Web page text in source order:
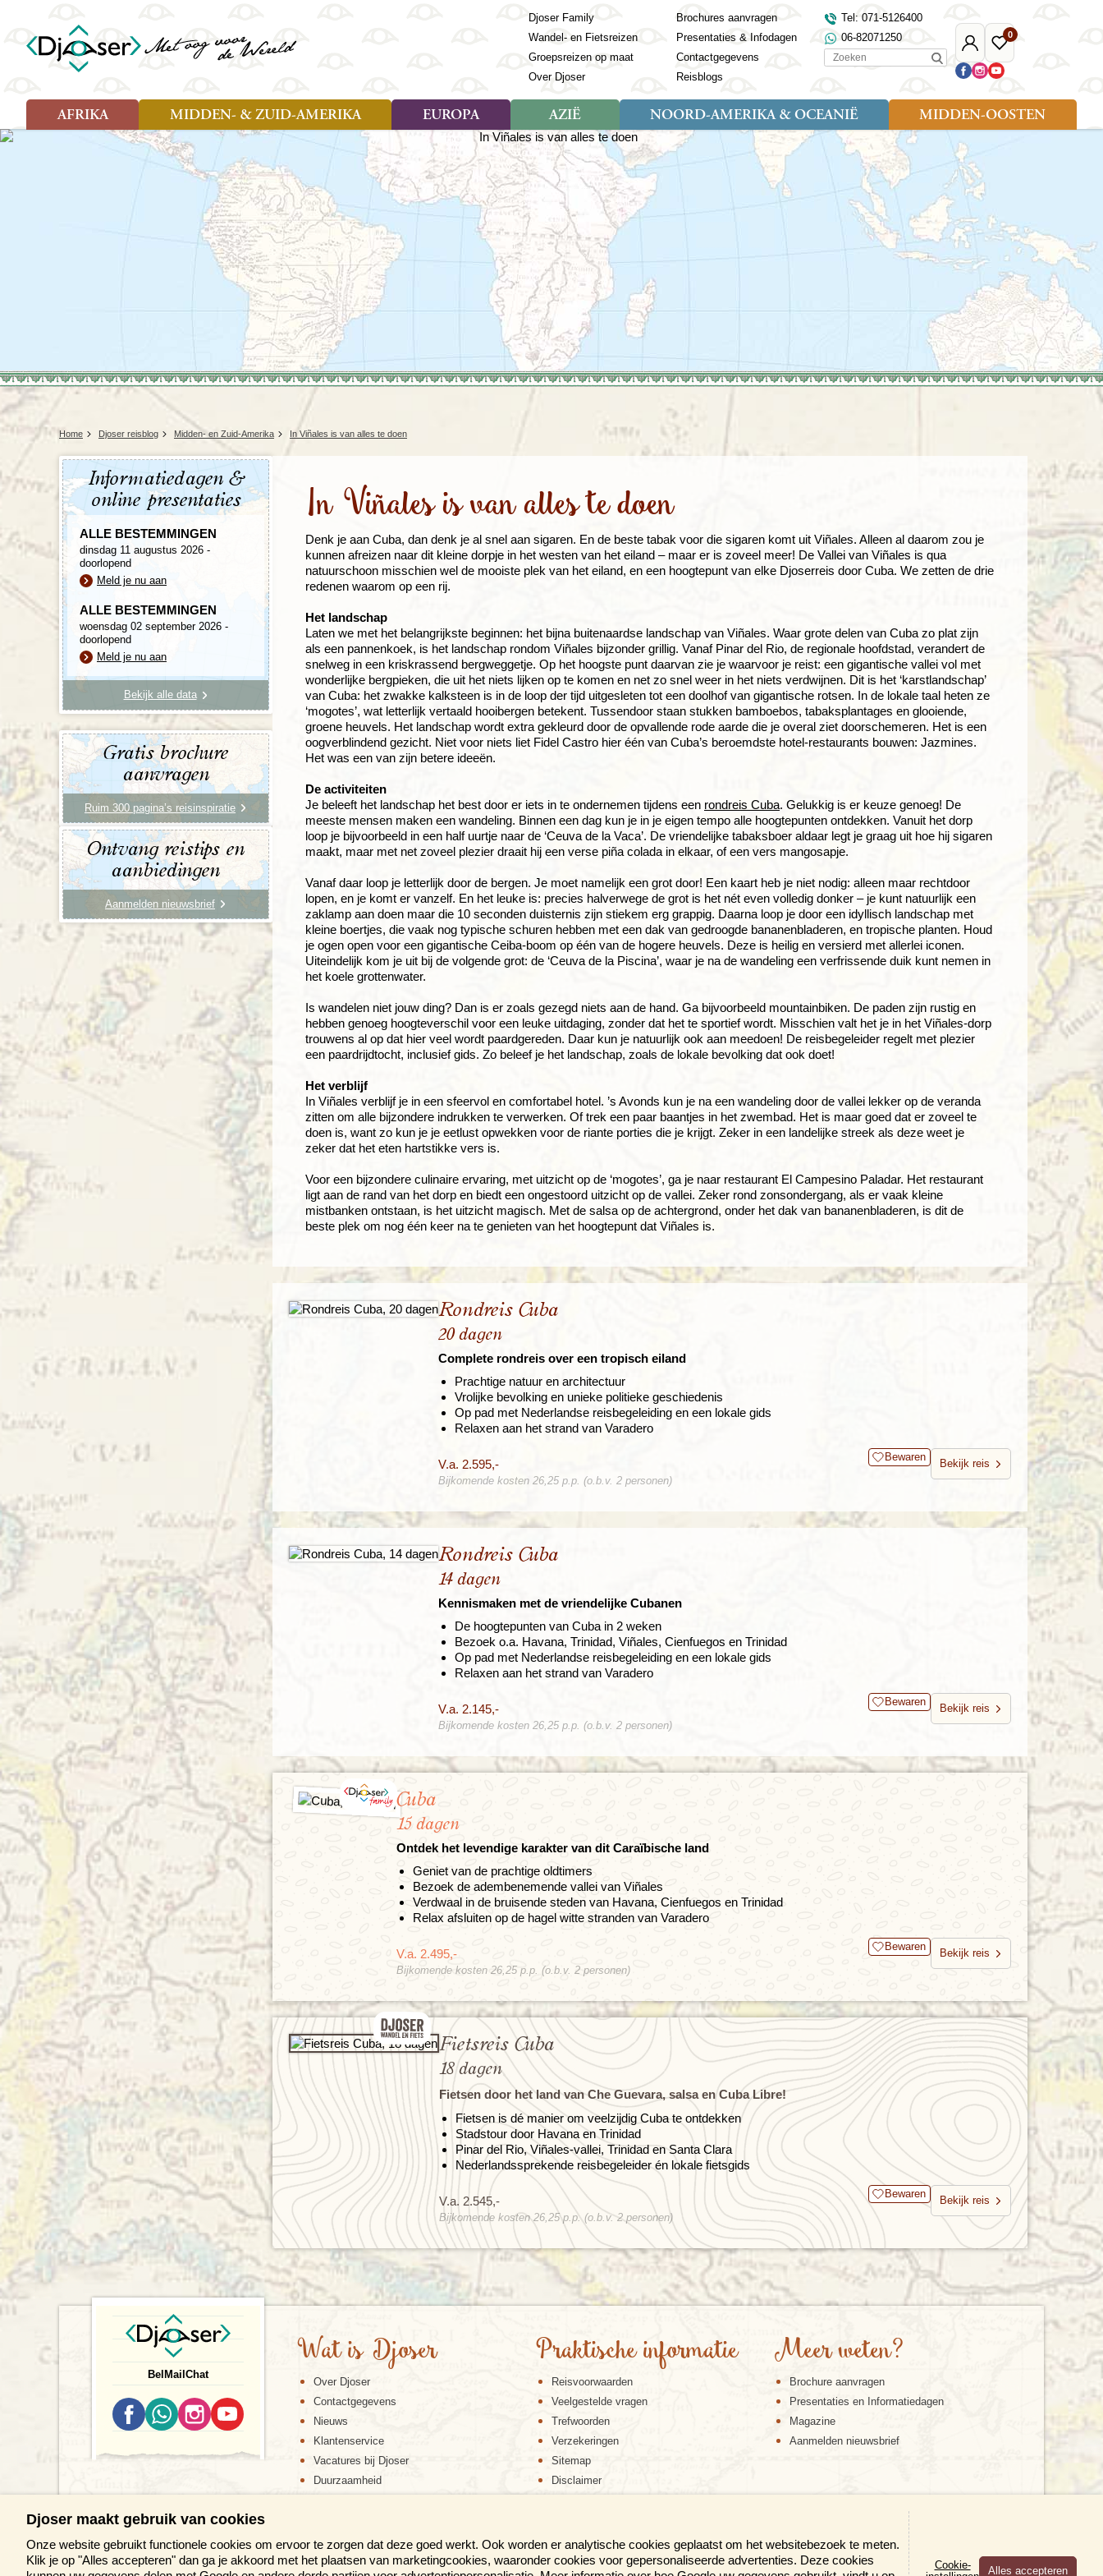
Mijn
Djoser
0
Favoriete
reizen
Djoser Family
Wandel- en Fietsreizen
Groepsreizen op maat
Over Djoser
Brochures aanvragen
Presentaties & Infodagen
Contactgegevens
Reisblogs
Tel: 071-5126400
06-82071250
Zoeken
AFRIKA
Landen
Angola
Benin
Botswana
Egypte
Ghana
Kaapverdië
Kenia
Madagaskar
Mozambique
Namibië
Sao Tomé en Principe
Swaziland
Tanzania
Togo
Zambia
Zanzibar
Zimbabwe
MIDDEN- & ZUID-AMERIKA
Soort reizen
Rondreis (25)
Familiereis (11)
Cultuur (9)
Natuur (13)
Belize
Bolivia
Brazilië
Chili
Colombia
Costa Rica
Cuba
Ecuador
El Salvador
(Frans) Guyana
Galapagos
Guatemala
Honduras
Mexico
Nicaragua
Paaseiland
Paraguay
Suriname
EUROPA
Soort reizen
Rondreis (28)
Familiereis (11)
Fietsreis (8)
Wandelreis (23)
Landen
Albanië
Andorra
Armenië
Azerbeidzjan
Azoren
Balkan
Baltische Staten
Bosnië en Herzegovina
Bulgarije
Engeland
Estland
Finland
Frankrijk
Griekenland
Montenegro
Noord-Macedonië
Noorwegen
Polen
Portugal
Roemenië
Sardinië
Verenigd Koninkrijk
AZIË
Soort reizen
Rondreis (57)
Familiereis (22)
Fietsreis (3)
Cultuur (28)
Natuur (16)
Nieuwe reizen
Rondreis China & Tibet, 42
dagen
Rondreis Sulawesi &
Molukken, 22 dagen
Landen
Bangladesh
Laos
Malediven
Maleisië
Mongolië
Nepal
Oezbekistan
Singapore
Zuid-Korea
NOORD-AMERIKA & OCEANIË
Soort reizen
Rondreis (7)
Familiereis (2)
Natuur (5)
Landen
Nieuw-Zeeland
Verenigde Staten
MIDDEN-OOSTEN
Soort reizen
Familiereis (9)
Fietsreis (1)
Landen
Egypte
Jordanië
Marokko
Oman
Saoedi-Arabië
Tunesië
Turkije
Home Djoser reisblog Midden- en Zuid-Amerika In Viñales is van alles te doen
In Viñales is van alles te doen
Denk je aan Cuba, dan denk je al snel aan sigaren. En de beste tabak voor die sigaren komt uit Viñales. Alleen al daarom zou je
kunnen afreizen naar dit kleine dorpje in het westen van het eiland – maar er is zoveel meer! De Vallei van Viñales is qua
natuurschoon misschien wel de mooiste plek van het eiland, en een hoogtepunt van elke Djoserreis door Cuba. We zetten de drie
redenen waarom op een rij.
Het landschap
Laten we met het belangrijkste beginnen: het bijna buitenaardse landschap van Viñales. Waar grote delen van Cuba zo plat zijn
als een pannenkoek, is het landschap rondom Viñales bijzonder grillig. Vanaf Pinar del Rio, de regionale hoofdstad, verandert de
snelweg in een kriskrassend bergweggetje. Op het hoogste punt daarvan zie je waarvoor je reist: een gigantische vallei vol met
wonderlijke bergpieken, die uit het niets lijken op te komen en net zo snel weer in het niets verdwijnen. Dit is het ‘karstlandschap’
van Cuba: het zwakke kalksteen is in de loop der tijd uitgesleten tot een doolhof van gigantische rotsen. In de lokale taal heten ze
‘mogotes’, wat letterlijk vertaald hooibergen betekent. Tussendoor staan stukken bamboebos, tabaksplantages en glooiende,
groene heuvels. Het landschap wordt extra gekleurd door de opvallende rode aarde die je overal ziet doorschemeren. Het is een
oogverblindend gezicht. Niet voor niets liet Fidel Castro hier één van Cuba’s beroemdste hotel-restaurants bouwen: Jazmines.
Het was een van zijn betere ideeën.
De activiteiten
Je beleeft het landschap het best door er iets in te ondernemen tijdens een rondreis Cuba. Gelukkig is er keuze genoeg! De
meeste mensen maken een wandeling. Binnen een dag kun je in je eigen tempo alle hoogtepunten ontdekken. Vanuit het dorp
loop je bijvoorbeeld in een half uurtje naar de ‘Ceuva de la Vaca’. De vriendelijke tabaksboer aldaar legt je graag uit hoe hij sigaren
maakt, maar met net zoveel plezier draait hij een verse piña colada in elkaar, of een vers mangosapje.
Vanaf daar loop je letterlijk door de bergen. Je moet namelijk een grot door! Een kaart heb je niet nodig: alleen maar rechtdoor
lopen, en je komt er vanzelf. En het leuke is: precies halverwege de grot is het nét even volledig donker – je kunt natuurlijk een
zaklamp aan doen maar die 10 seconden duisternis zijn stiekem erg grappig. Daarna loop je door een idyllisch landschap met
kleine boertjes, die vaak nog typische schuren hebben met een dak van gedroogde bananenbladeren, en tropische planten. Houd
je ogen open voor een gigantische Ceiba-boom op één van de hogere heuvels. Deze is heilig en versierd met allerlei iconen.
Uiteindelijk kom je uit bij de volgende grot: de ‘Ceuva de la Piscina’, waar je na de wandeling een verfrissende duik kunt nemen in
het koele grottenwater.
Is wandelen niet jouw ding? Dan is er zoals gezegd niets aan de hand. Ga bijvoorbeeld mountainbiken. De paden zijn rustig en
hebben genoeg hoogteverschil voor een leuke uitdaging, zonder dat het te sportief wordt. Misschien valt het je in het Viñales-dorp
trouwens al op dat hier veel wordt paardgereden. Daar kun je natuurlijk ook aan meedoen! De reisbegeleider regelt met plezier
een paardrijdtocht, inclusief gids. Zo beleef je het landschap, zoals de lokale bevolking dat ook doet!
Het verblijf
In Viñales verblijf je in een sfeervol en comfortabel hotel. ’s Avonds kun je na een wandeling door de vallei lekker op de veranda
zitten om alle bijzondere indrukken te verwerken. Of trek een paar baantjes in het zwembad. Het is maar goed dat er zoveel te
doen is, want zo kun je je eetlust opwekken voor de riante porties die je krijgt. Zeker in een landelijke streek als deze weet je
zeker dat het eten hartstikke vers is.
Voor een bijzondere culinaire ervaring, met uitzicht op de ‘mogotes’, ga je naar restaurant El Campesino Paladar. Het restaurant
ligt aan de rand van het dorp en biedt een ongestoord uitzicht op de vallei. Zeker rond zonsondergang, als er vaak kleine
mistbanken ontstaan, is het uitzicht magisch. Met de salsa op de achtergrond, onder het dak van bananenbladeren, is dit de
beste plek om nog één keer na te genieten van het hoogtepunt dat Viñales is.
Rondreis Cuba
20 dagen
Complete rondreis over een tropisch eiland
Prachtige natuur en architectuur
Vrolijke bevolking en unieke politieke geschiedenis
Op pad met Nederlandse reisbegeleiding en een lokale gids
Relaxen aan het strand van Varadero
V.a. 2.595,- Bewaren
Bekijk reis
Bijkomende kosten 26,25 p.p. (o.b.v. 2 personen)
Rondreis Cuba
14 dagen
Kennismaken met de vriendelijke Cubanen
De hoogtepunten van Cuba in 2 weken
Bezoek o.a. Havana, Trinidad, Viñales, Cienfuegos en Trinidad
Op pad met Nederlandse reisbegeleiding en een lokale gids
Relaxen aan het strand van Varadero
V.a. 2.145,- Bewaren
Bekijk reis
Bijkomende kosten 26,25 p.p. (o.b.v. 2 personen)
Cuba
15 dagen
Ontdek het levendige karakter van dit Caraïbische land
Geniet van de prachtige oldtimers
Bezoek de adembenemende vallei van Viñales
Verdwaal in de bruisende steden van Havana, Cienfuegos en Trinidad
Relax afsluiten op de hagel witte stranden van Varadero
V.a. 2.495,- Bewaren
Bekijk reis
Bijkomende kosten 26,25 p.p. (o.b.v. 2 personen)
Fietsreis Cuba
18 dagen
Fietsen door het land van Che Guevara, salsa en Cuba Libre!
Fietsen is dé manier om veelzijdig Cuba te ontdekken
Stadstour door Havana en Trinidad
Pinar del Rio, Viñales-vallei, Trinidad en Santa Clara
Nederlandssprekende reisbegeleider én lokale fietsgids
V.a. 2.545,- Bewaren
Bekijk reis
Bijkomende kosten 26,25 p.p. (o.b.v. 2 personen)
Informatiedagen &
online presentaties
ALLE BESTEMMINGEN
dinsdag 11 augustus 2026 -
doorlopend
Meld je nu aan
ALLE BESTEMMINGEN
woensdag 02 september 2026 -
doorlopend
Meld je nu aan
Bekijk alle data
Gratis brochure
aanvragen
Ruim 300 pagina’s reisinspiratie
Ontvang reistips en
aanbiedingen
Aanmelden nieuwsbrief
Bel Mail Chat
Wat is Djoser
Over Djoser
Contactgegevens
Nieuws
Klantenservice
Vacatures bij Djoser
Duurzaamheid
Praktische informatie
Reisvoorwaarden
Veelgestelde vragen
Trefwoorden
Verzekeringen
Sitemap
Disclaimer
Reis en boek met Djoser zekerheid
Meer weten?
Brochure aanvragen
Presentaties en Informatiedagen
Magazine
Aanmelden nieuwsbrief
Djoser maakt gebruik van cookies
Onze website gebruikt functionele cookies om ervoor te zorgen dat deze goed werkt. Ook worden er analytische cookies geplaatst om het websitebezoek te meten.
Klik je op "Alles accepteren" dan ga je akkoord met het plaatsen van marketingcookies, waaronder cookies voor gepersonaliseerde advertenties. Deze cookies
Cookie-